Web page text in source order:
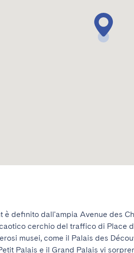
è definito dall'ampia Avenue des
cerchio del traffico di Place
musei, come il Palais des
Palais e il Grand Palais vi